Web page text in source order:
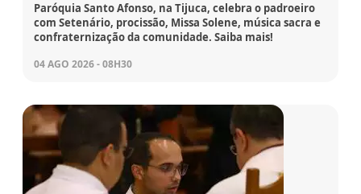
Paróquia Santo Afonso, na Tijuca, celebra o padroeiro
com Setenário, procissão, Missa Solene, música sacra e
confraternização da comunidade. Saiba mais!
04 AGO 2026 - 08H30